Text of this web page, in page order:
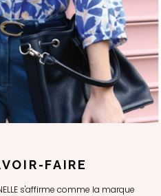
FAIRE
s'affirme comme la marque